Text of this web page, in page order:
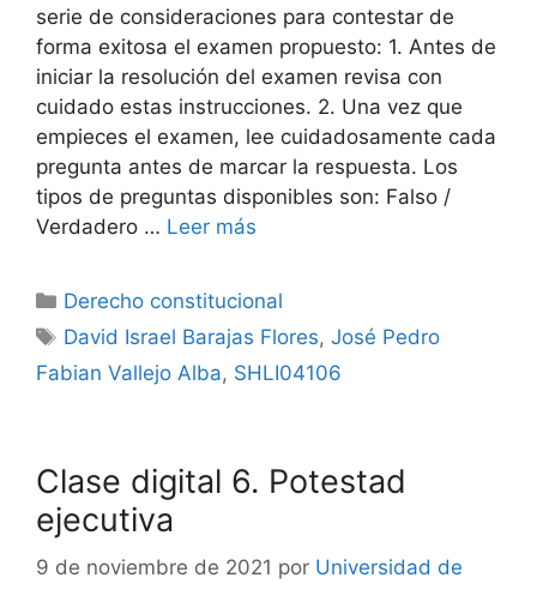
serie de consideraciones para contestar de
forma exitosa el examen propuesto: 1. Antes de
iniciar la resolución del examen revisa con
cuidado estas instrucciones. 2. Una vez que
empieces el examen, lee cuidadosamente cada
pregunta antes de marcar la respuesta. Los
tipos de preguntas disponibles son: Falso /
Verdadero … Leer más
Categorías
Derecho constitucional
Etiquetas
David Israel Barajas Flores,José Pedro
Fabian Vallejo Alba, SHLI04106
Clase digital 6. Potestad
ejecutiva
9 de noviembre de 2021 por Universidad de